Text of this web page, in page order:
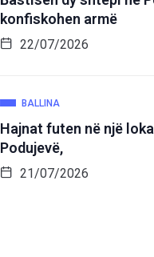
konfiskohen armë
22/07/2026
BALLINA
Hajnat futen në një
Podujevë,
21/07/2026